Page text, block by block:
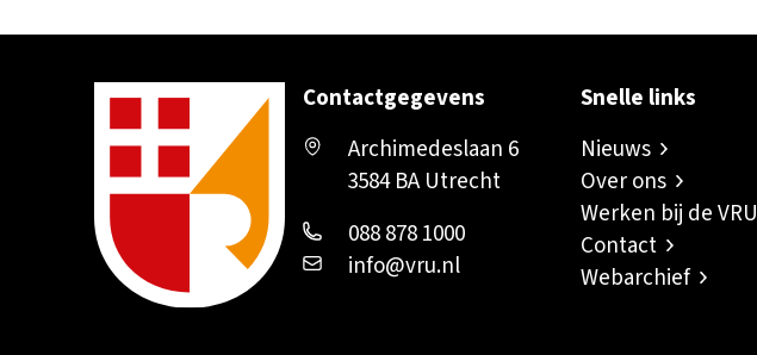
Contactgegevens
Archimedeslaan 6
3584 BA Utrecht
088 878 1000
info@vru.nl
Snelle links
Nieuws
Over ons
Werken bij de VRU
Contact
Webarchief